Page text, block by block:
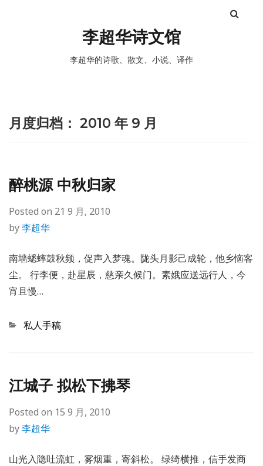
李超华诗文馆
李超华的诗歌、散文、小说、译作
月度归档： 2010 年 9 月
醉桃源 中秋归家
Posted on 21 9 月, 2010
by李超华
南墙蟋蟀鼓秋频，促声入梦魂。陇头月影己成轮，他乡恼客
尘。 行李便，赴星辰，慈亲久候门。素娥应送远行人，今
宵且慢…
Categories
私人手稿
江城子 拟松下拂琴
Posted on 15 9 月, 2010
by李超华
山光入隐吐流虹，雾烟重，寄斜松。 绿绮横推，信手发商